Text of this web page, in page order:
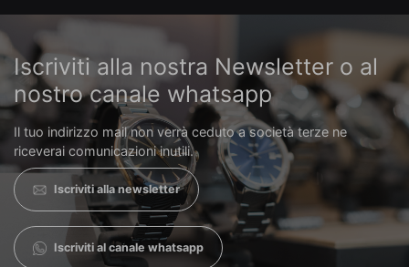
Iscriviti alla nostra Newsletter o al
nostro canale whatsapp
Il tuo indirizzo mail non verrà ceduto a società terze ne
riceverai comunicazioni inutili.
Iscriviti alla newsletter
Iscriviti al canale whatsapp